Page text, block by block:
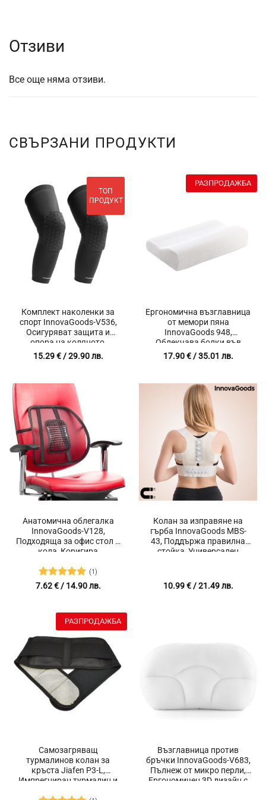
Отзиви
Все още няма отзиви.
СВЪРЗАНИ ПРОДУКТИ
Комплект наколенки за
спорт InnovaGoods-V536,
Осигуряват защита и
опора на коляното,
Подобряват
кръвообращението,
материя, Универсални,
Еластични, Черен, 2 броя
15.29€/ 29.90 лв.
ТОП
ПРОДУКТ
Ергономична възглавница
от мемори пяна
InnovaGoods 948,
Облекчава болки във
врата, За пълноценен сън,
Мека и комфортна,
Мемори пяна, Размер 48 x
29 x 9 см, Бял
17.90€/ 35.01 лв.
РАЗПРОДАЖБА
Анатомична облегалка
InnovaGoods-V128,
Подходяща за офис стол и
кола, Коригира
Подобрява
кръвообращението,
Облекчава болки в гърба
материя, Черен
Оценено с
(1)
7.62€/ 14.90 лв.
Колан за изправяне на
гърба InnovaGoods MBS-
43, Поддържа правилна
стойка, Универсален
145 гр.
10.99€/ 21.49 лв.
Самозагряващ
турмалинов колан за
кръста Jiafen P3-L,
Импрегниран турмалин и
РАЗПРОДАЖБА
Възглавница против
бръчки InnovaGoods-V683,
Пълнеж от микро перли,
Ергономичен 3D дизайн с